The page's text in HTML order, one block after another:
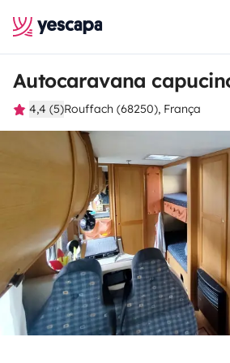
4,4 (5)Rouffach (68250), França